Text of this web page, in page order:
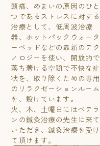
頭痛、めまいの原因のひと
つであるストレスに対する
治療として、低周波治療
器、ホットパックウォータ
ーベッドなどの最新のテク
ノロジーを使い、開放的で
落ち着ける空間で不快な症
状を、取り除くための専用
のリラクゼーションルーム
を、設けています。
火、木、土曜日にはベテラ
ンの鍼灸治療の先生に来て
いただき、鍼灸治療を受け
て頂けます。